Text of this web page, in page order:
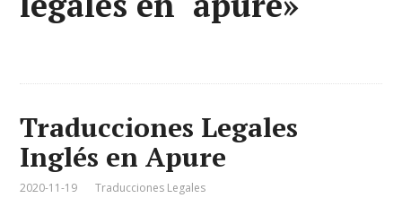
Traducciones Legales
Inglés en Apure
2020-11-19 Traducciones Legales